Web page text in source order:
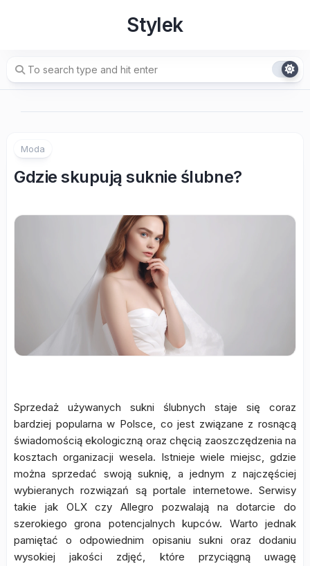
Stylek
Moda
Gdzie skupują suknie ślubne?
Sprzedaż używanych sukni ślubnych staje się coraz
bardziej popularna w Polsce, co jest związane z rosnącą
świadomością ekologiczną oraz chęcią zaoszczędzenia na
kosztach organizacji wesela. Istnieje wiele miejsc, gdzie
można sprzedać swoją suknię, a jednym z najczęściej
wybieranych rozwiązań są portale internetowe. Serwisy
takie jak OLX czy Allegro pozwalają na dotarcie do
szerokiego grona potencjalnych kupców. Warto jednak
pamiętać o odpowiednim opisaniu sukni oraz dodaniu
wysokiej jakości zdjęć, które przyciągną uwagę